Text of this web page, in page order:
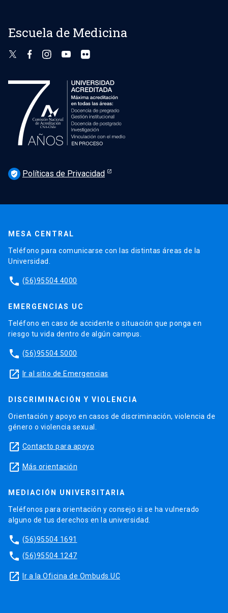
Escuela de Medicina
verified_user Políticas de Privacidad
MESA CENTRAL
Teléfono para comunicarse con las distintas áreas de la
Universidad.
phone (56)95504 4000
EMERGENCIAS UC
Teléfono en caso de accidente o situación que ponga en
riesgo tu vida dentro de algún campus.
phone (56)95504 5000
launch Ir al sitio de Emergencias
DISCRIMINACIÓN Y VIOLENCIA
Orientación y apoyo en casos de discriminación, violencia de
género o violencia sexual.
launch Contacto para apoyo
launch Más orientación
MEDIACIÓN UNIVERSITARIA
Teléfonos para orientación y consejo si se ha vulnerado
alguno de tus derechos en la universidad.
phone (56)95504 1691
phone (56)95504 1247
launch Ir a la Oficina de Ombuds UC